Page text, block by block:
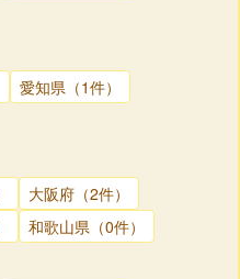
愛知県（1件）
大阪府（2件）
和歌山県（0件）